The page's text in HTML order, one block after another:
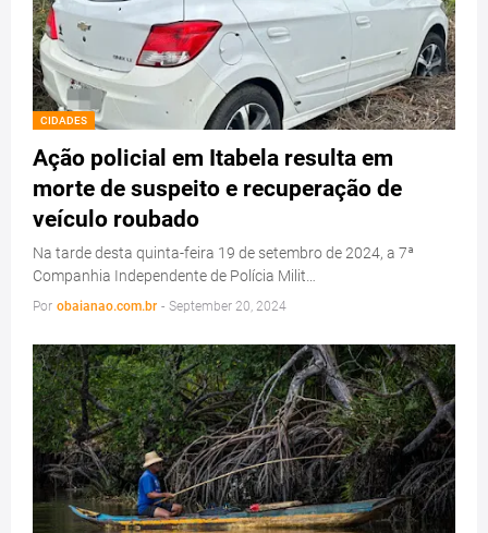
CIDADES
Ação policial em Itabela resulta em
morte de suspeito e recuperação de
veículo roubado
Na tarde desta quinta-feira 19 de setembro de 2024, a 7ª
Companhia Independente de Polícia Milit…
Por obaianao.com.br - September 20, 2024